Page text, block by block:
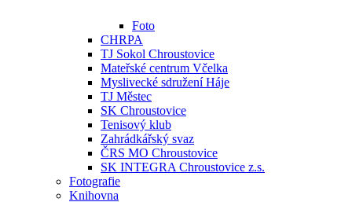
Foto
CHRPA
TJ Sokol Chroustovice
Mateřské centrum Včelka
Myslivecké sdružení Háje
TJ Městec
SK Chroustovice
Tenisový klub
Zahrádkářský svaz
ČRS MO Chroustovice
SK INTEGRA Chroustovice z.s.
Fotografie
Knihovna